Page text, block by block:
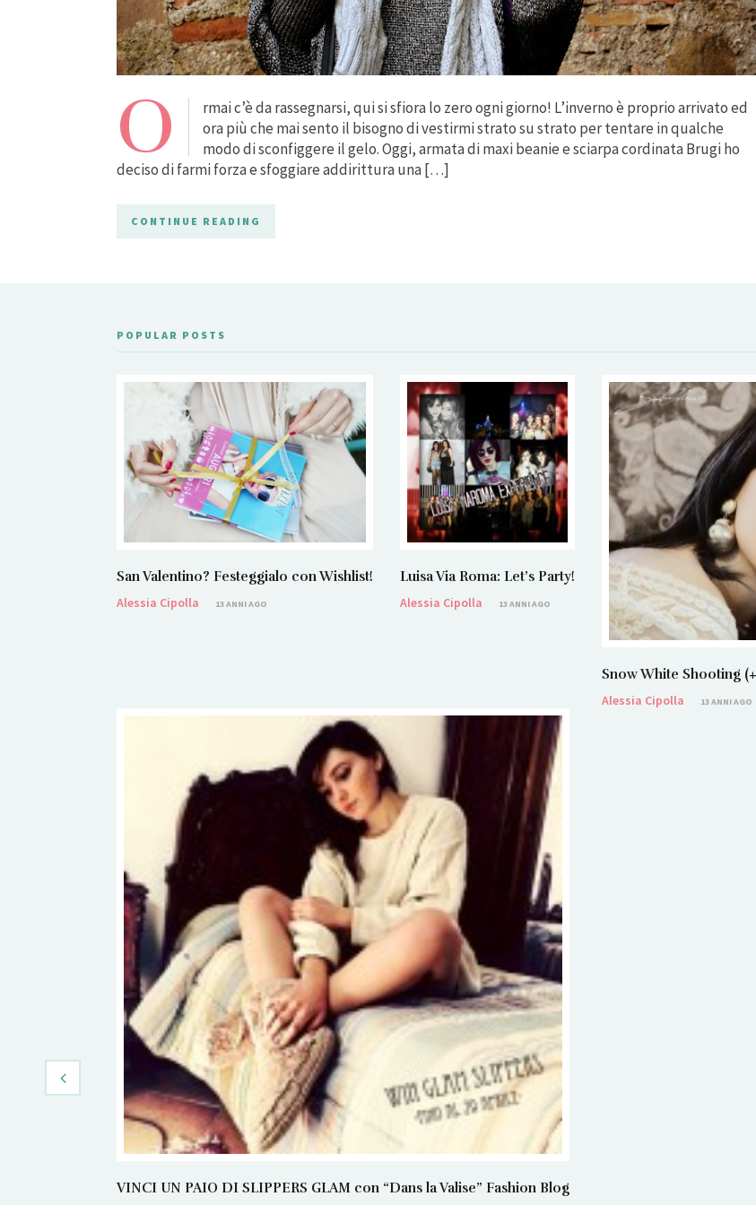
O
rmai c’è da rassegnarsi, qui si sfiora lo zero ogni giorno! L’inverno è proprio arrivato ed
ora più che mai sento il bisogno di vestirmi strato su strato per tentare in qualche
modo di sconfiggere il gelo. Oggi, armata di maxi beanie e sciarpa cordinata Brugi ho
deciso di farmi forza e sfoggiare addirittura una […]
CONTINUE READING
POPULAR POSTS
San Valentino? Festeggialo con Wishlist!
Alessia Cipolla
13 ANNI AGO
Luisa Via Roma: Let’s Party!
Alessia Cipolla
13 ANNI AGO
Snow White Shooting
Alessia Cipolla
13 ANNI AGO
VINCI UN PAIO DI SLIPPERS GLAM con “Dans la Valise” Fashion Blog